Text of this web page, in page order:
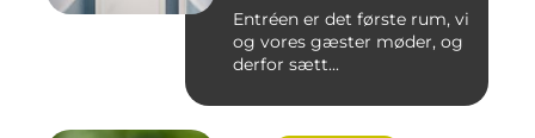
Entréen er det første rum, vi
og vores gæster møder, og
derfor sætt...